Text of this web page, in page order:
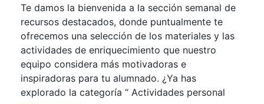
Te damos la bienvenida a la sección semanal de
recursos destacados, donde puntualmente te
ofrecemos una selección de los materiales y las
actividades de enriquecimiento que nuestro
equipo considera más motivadoras e
inspiradoras para tu alumnado. ¿Ya has
explorado la categoría “ Actividades personal